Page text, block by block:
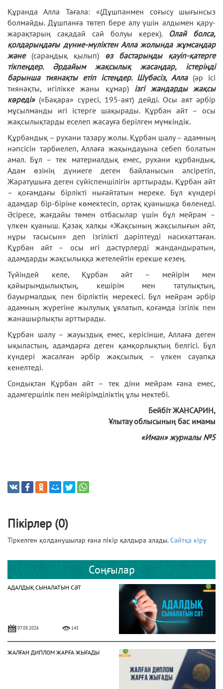
Құранда Алла Тағала: «(Дұшпанмен соғысу шығынсыз
болмайды. Дұшпанға төтеп бере алу үшін алдымен қару-
жарақтарың сақадай сай болуы керек). Олай болса,
қолдарыңдағы дүние-мүліктен Алла жолында жұмсаңдар
және
(сараңдық қылып) өз бастарыңды қауіп-қатерге
тікпеңдер. Әрдайым жақсылық жасаңдар, істеріңді
барынша тиянақты етіп істеңдер. Шүбәсіз, Алла(әр ісі
тиянақты, игілікке жаны құмар) ізгі жандарды жақсы
көреді»(«Бақара» сүресі, 195-аят) дейді. Осы аят әрбір
мұсылманды игі істерге шақырады. Құрбан айт – осы
жақсылықтарды еселеп жасауға берілген мүмкіндік.
Құрбандық – рухани тазару жолы. Құрбан шалу – адамның
нәпсісін тәрбиелеп, Аллаға жақындауына себеп болатын
амал. Бұл – тек материалдық емес, рухани құрбандық.
Адам өзінің дүниеге деген байланысын әлсіретіп,
Жаратушыға деген сүйіспеншілігін арттырады. Құрбан айт
– қоғамдағы бірлікті нығайтатын мереке. Бұл күндері
адамдар бір-біріне көмектесіп, ортақ қуанышқа бөленеді.
Әсіресе, жағдайы төмен отбасылар үшін бұл мейрам –
үлкен қуаныш. Қазақ халқы «Жақсының жақсылығын айт,
нұры тасысын» деп ізгілікті дәріптеуді насихаттаған.
Құрбан айт – осы игі дәстүрлерді жандандыратын,
адамдарды жақсылыққа жетелейтін ерекше кезең.
Түйіндей келе, Құрбан айт – мейірім мен
қайырымдылықтың, кешірім мен татулықтың,
бауырмалдық пен бірліктің мерекесі. Бұл мейрам әрбір
адамның жүрегіне жылулық ұялатып, қоғамда ізгілік пен
жанашырлықты арттырады.
Құрбан шалу – жауыздық емес, керісінше, Аллаға деген
ықыластың, адамдарға деген қамқорлықтың белгісі. Бұл
күндері жасалған әрбір жақсылық – үлкен сауапқа
кенелтеді.
Сондықтан Құрбан айт – тек діни мейрам ғана емес,
адамгершілік пен мейірімділіктің ұлы мектебі.
Бейбіт ЖАНСАРИН,
Ұлытау облысының бас имамы
«Иман» журналы №5
Пікірлер (0)
Тіркелген қолданушылар ғана пікір қалдыра алады.Сайтқа кіру
Соңғылар
АДАЛДЫҚ СЫНАЛАТЫН СӘТ
07.08.2026 145
ЖАЛҒАН ДИПЛОМ ЖАРҒА ЖЫҒАДЫ